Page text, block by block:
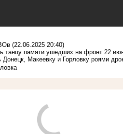
(22.06.2025 20:40)
танцу памяти ушедших на фронт 22
Макеевку и Горловку роями